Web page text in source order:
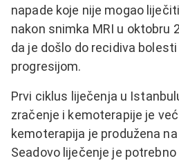
napade koje nije mogao
nakon snimka MRI u oktobru
da je došlo do recidiva
progresijom.
Prvi ciklus liječenja u
zračenje i kemoterapije je
kemoterapija je produžena
Seadovo liječenje je potrebno